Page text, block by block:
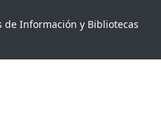
de Información y Bibliotecas